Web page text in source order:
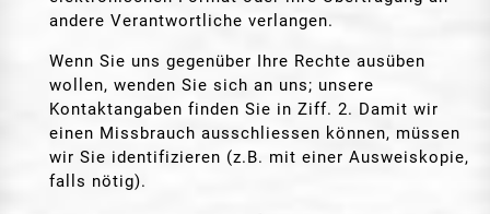
andere Verantwortliche verlangen.
Wenn Sie uns gegenüber Ihre Rechte ausüben
wollen, wenden Sie sich an uns; unsere
Kontaktangaben finden Sie in Ziff. 2. Damit wir
einen Missbrauch ausschliessen können, müssen
wir Sie identifizieren (z.B. mit einer Ausweiskopie,
falls nötig).